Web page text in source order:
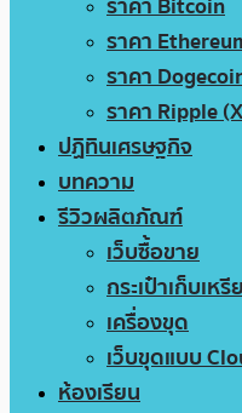
ราคา
ราคา
ราคา Ripple
ปฏิทินเศรษฐกิจ
บทความ
รีวิวผลิตภัณฑ์
เว็บซื้อขาย
กระเป๋าเก็บเห
เครื่องขุด
เว็บขุดแบบ
ห้องเรียน